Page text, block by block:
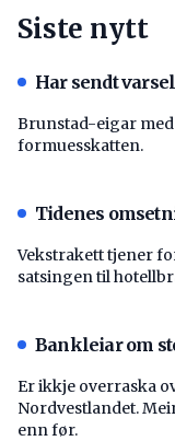
Siste nytt
Har sendt
Brunstad-eigar
formuesskatten.
Tidenes
Vekstrakett tjener
satsingen til
Bankleiar om
Er ikkje overraska
Nordvestlandet.
enn før.